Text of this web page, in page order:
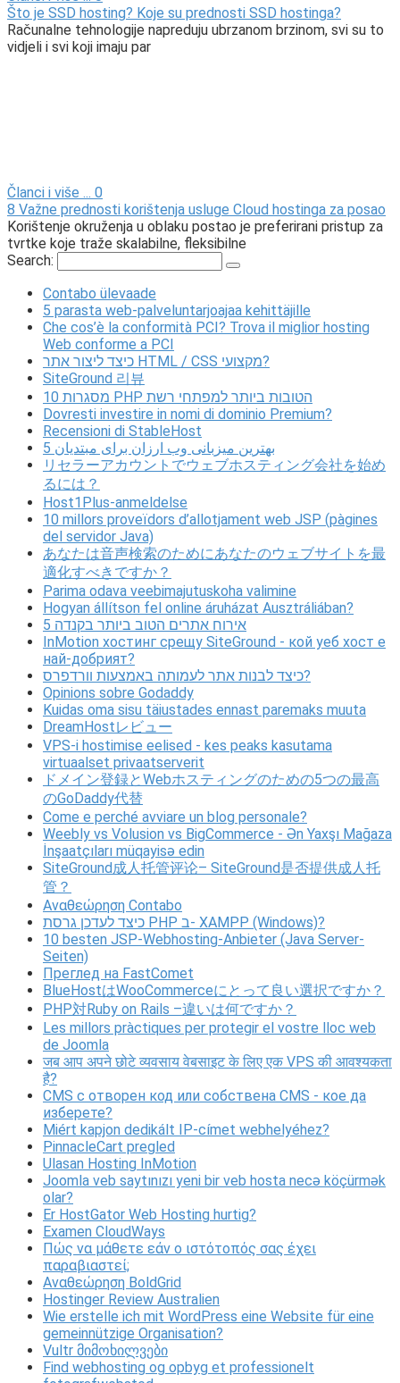
Što je SSD hosting? Koje su prednosti SSD hostinga?
Računalne tehnologije napreduju ubrzanom brzinom, svi su to
vidjeli i svi koji imaju par
Članci i više ... 0
8 Važne prednosti korištenja usluge Cloud hostinga za posao
Korištenje okruženja u oblaku postao je preferirani pristup za
tvrtke koje traže skalabilne, fleksibilne
Search:
Contabo ülevaade
5 parasta web-palveluntarjoajaa kehittäjille
Che cos’è la conformità PCI? Trova il miglior hosting
Web conforme a PCI
כיצד ליצור אתר HTML / CSS מקצועי?
SiteGround 리뷰
10 מסגרות PHP הטובות ביותר למפתחי רשת
Dovresti investire in nomi di dominio Premium?
Recensioni di StableHost
5 بهترین میزبانی وب ارزان برای مبتدیان
リセラーアカウントでウェブホスティング会社を始め
るには？
Host1Plus-anmeldelse
10 millors proveïdors d’allotjament web JSP (pàgines
del servidor Java)
あなたは音声検索のためにあなたのウェブサイトを最
適化すべきですか？
Parima odava veebimajutuskoha valimine
Hogyan állítson fel online áruházat Ausztráliában?
5 אירוח אתרים הטוב ביותר בקנדה
InMotion хостинг срещу SiteGround - кой уеб хост е
най-добрият?
כיצד לבנות אתר לעמותה באמצעות וורדפרס?
Opinions sobre Godaddy
Kuidas oma sisu täiustades ennast paremaks muuta
DreamHostレビュー
VPS-i hostimise eelised - kes peaks kasutama
virtuaalset privaatserverit
ドメイン登録とWebホスティングのための5つの最高
のGoDaddy代替
Come e perché avviare un blog personale?
Weebly vs Volusion vs BigCommerce - Ən Yaxşı Mağaza
İnşaatçıları müqayisə edin
SiteGround成人托管评论– SiteGround是否提供成人托
管？
Αναθεώρηση Contabo
כיצד לעדכן גרסת PHP ב- XAMPP (Windows)?
10 besten JSP-Webhosting-Anbieter (Java Server-
Seiten)
Преглед на FastComet
BlueHostはWooCommerceにとって良い選択ですか？
PHP対Ruby on Rails –違いは何ですか？
Les millors pràctiques per protegir el vostre lloc web
de Joomla
जब आप अपने छोटे व्यवसाय वेबसाइट के लिए एक VPS की आवश्यकता
है?
CMS с отворен код или собствена CMS - кое да
изберете?
Miért kapjon dedikált IP-címet webhelyéhez?
PinnacleCart pregled
Ulasan Hosting InMotion
Joomla veb saytınızı yeni bir veb hosta necə köçürmək
olar?
Er HostGator Web Hosting hurtig?
Examen CloudWays
Πώς να μάθετε εάν ο ιστότοπός σας έχει
παραβιαστεί;
Αναθεώρηση BoldGrid
Hostinger Review Australien
Wie erstelle ich mit WordPress eine Website für eine
gemeinnützige Organisation?
Vultr მიმოხილვები
Find webhosting og opbyg et professionelt